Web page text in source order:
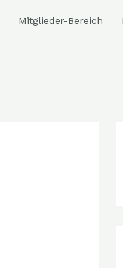
Mitglieder-Bereich